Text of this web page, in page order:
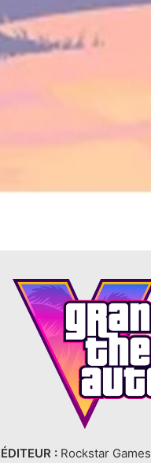
ÉDITEUR : Rockstar Games